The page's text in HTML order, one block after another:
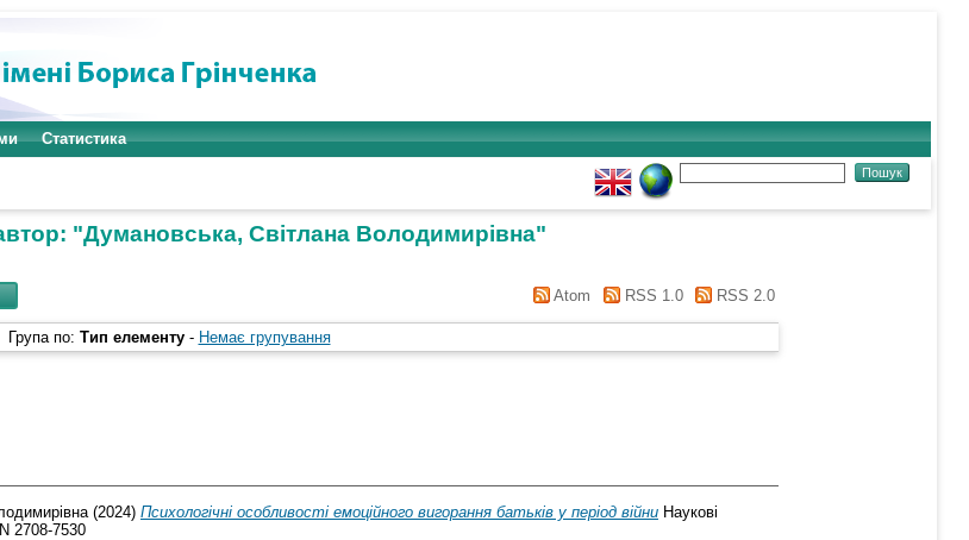
Статистика
"Думановська, Світлана Володимирівна"
Atom RSS 1.0 RSS 2.0
Група по: Тип елементу - Немає групування
(2024) Психологічні особливості емоційного вигорання батьків у період війни Наукові
2708-7530